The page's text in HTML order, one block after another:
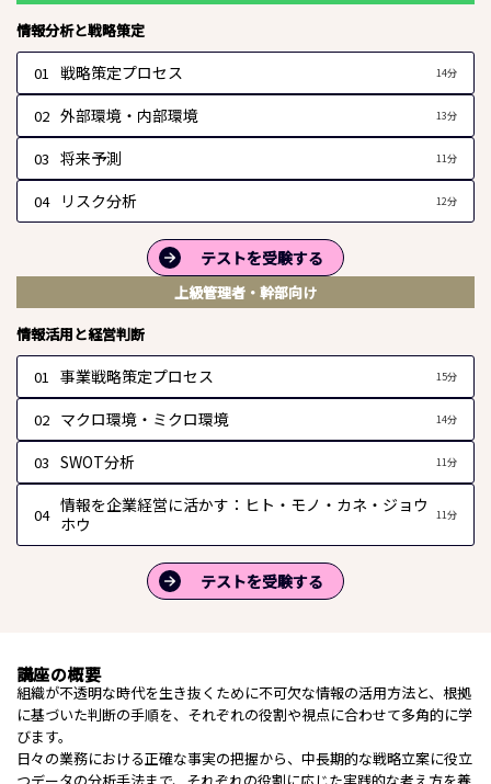
情報分析と戦略策定
01 戦略策定プロセス 14分
02 外部環境・内部環境 13分
03 将来予測 11分
04 リスク分析 12分
テストを受験する
上級管理者・幹部向け
情報活用と経営判断
01 事業戦略策定プロセス 15分
02 マクロ環境・ミクロ環境 14分
03 SWOT分析 11分
04 情報を企業経営に活かす：ヒト・モノ・カネ・ジョウ
ホウ
11分
テストを受験する
講座の概要
組織が不透明な時代を生き抜くために不可欠な情報の活用方法と、根拠
に基づいた判断の手順を、それぞれの役割や視点に合わせて多角的に学
びます。
日々の業務における正確な事実の把握から、中長期的な戦略立案に役立